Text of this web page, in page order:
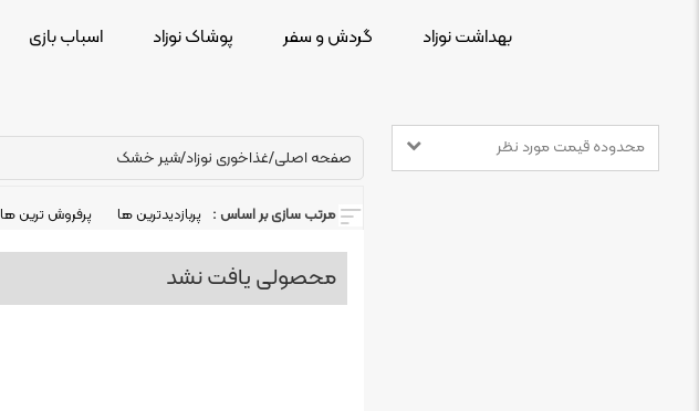
بهداشت نوزاد گردش و سفر پوشاک نوزاد اسباب بازی
صفحه اصلی/غذاخوری نوزاد/شیر خشک
مرتب سازی بر اساس : پربازدیدترین ها پرفروش ترین ها
محصولی یافت نشد
محدوده قیمت مورد نظر